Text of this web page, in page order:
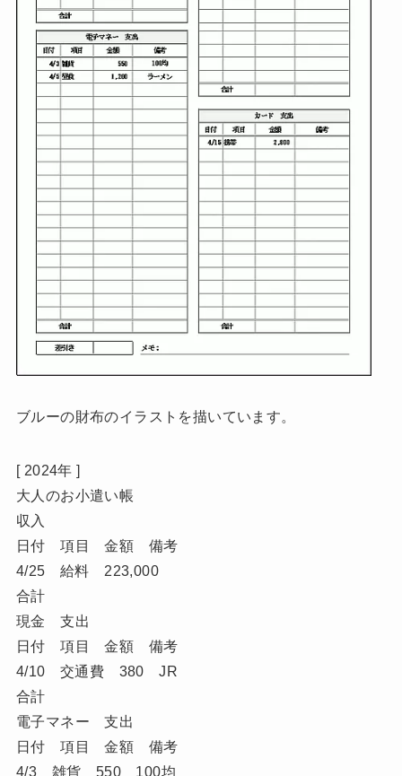
ブルーの財布のイラストを描いています。
[ 2024年 ]
大人のお小遣い帳
収入
日付 項目 金額 備考
4/25 給料 223,000
合計
現金 支出
日付 項目 金額 備考
4/10 交通費 380 JR
合計
電子マネー 支出
日付 項目 金額 備考
4/3 雑貨 550 100均